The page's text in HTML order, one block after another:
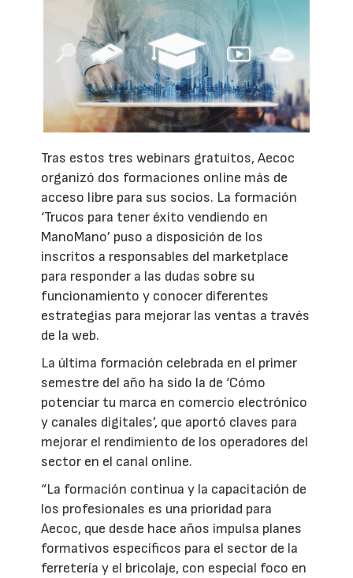
Tras estos tres webinars gratuitos, Aecoc
organizó dos formaciones online más de
acceso libre para sus socios. La formación
‘Trucos para tener éxito vendiendo en
ManoMano’ puso a disposición de los
inscritos a responsables del marketplace
para responder a las dudas sobre su
funcionamiento y conocer diferentes
estrategias para mejorar las ventas a través
de la web.
La última formación celebrada en el primer
semestre del año ha sido la de ‘Cómo
potenciar tu marca en comercio electrónico
y canales digitales’, que aportó claves para
mejorar el rendimiento de los operadores del
sector en el canal online.
“La formación continua y la capacitación de
los profesionales es una prioridad para
Aecoc, que desde hace años impulsa planes
formativos específicos para el sector de la
ferretería y el bricolaje, con especial foco en